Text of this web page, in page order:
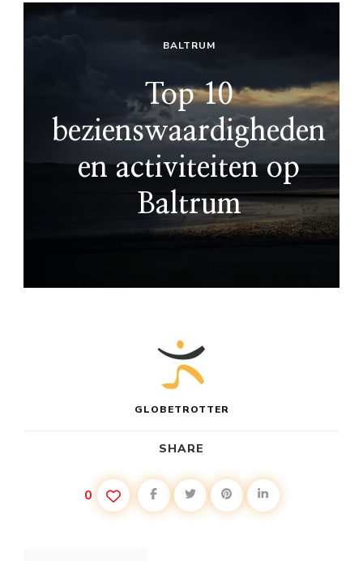
BALTRUM
Top 10
bezienswaardigheden
en activiteiten op
Baltrum
GLOBETROTTER
SHARE
0